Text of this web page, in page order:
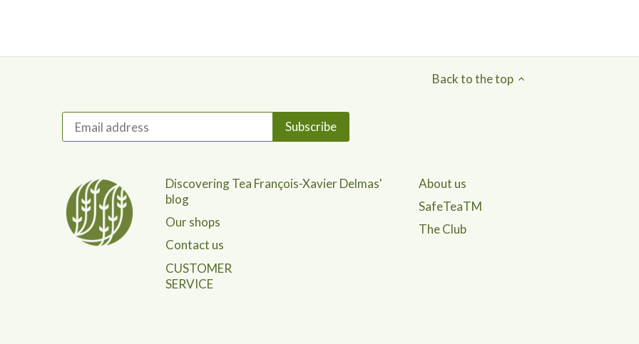
Back to the top
Discovering Tea François-Xavier Delmas'
blog
Our shops
Contact us
CUSTOMER
SERVICE
About us
SafeTeaTM
The Club